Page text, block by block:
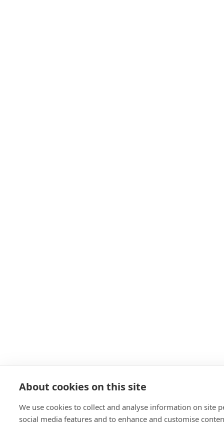
About cookies on this site
We use cookies to collect and analyse information on site
social media features and to enhance and customise